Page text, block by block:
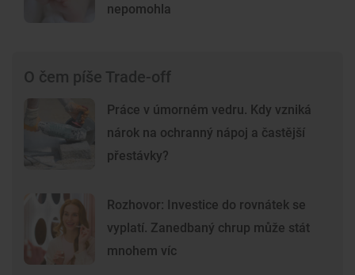
nepomohla
O čem píše Trade-off
Práce v úmorném vedru. Kdy vzniká
nárok na ochranný nápoj a častější
přestávky?
Rozhovor: Investice do rovnátek se
vyplatí. Zanedbaný chrup může stát
mnohem víc